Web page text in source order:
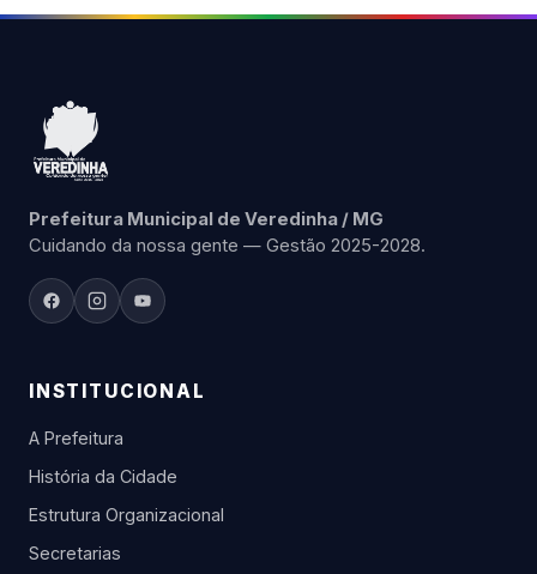
Prefeitura Municipal de Veredinha / MG
Cuidando da nossa gente — Gestão 2025-2028.
INSTITUCIONAL
A Prefeitura
História da Cidade
Estrutura Organizacional
Secretarias